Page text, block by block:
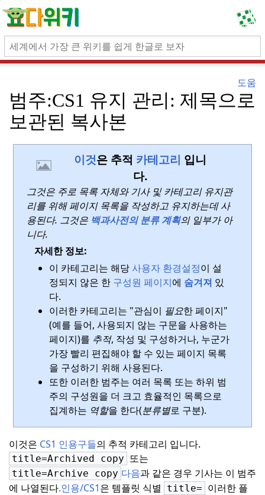
도움
범주:CS1 유지 관리: 제목으로
보관된 복사본
이것은 추적 카테고리 입니
다.
그것은 주로 목록 자체와 기사 및 카테고리 유지관
리를 위해 페이지 목록을 작성하고 유지하는데 사
용된다. 그것은 백과사전의 분류 계획의 일부가 아
니다.
자세한 정보:
이 카테고리는 해당사용자 환경설정이 설
정되지 않은 한 구성원 페이지에 숨겨져 있
다.
이러한 카테고리는 "관심이 필요한 페이지"
(예를 들어, 사용되지 않는 구문을 사용하는
페이지)를 추적, 작성 및 구성하거나, 누군가
가장 빨리 편집해야 할 수 있는 페이지 목록
을 구성하기 위해 사용된다.
또한 이러한 범주는 여러 목록 또는 하위 범
주의 구성원을 더 크고 효율적인 목록으로
집계하는 역할을 한다(분류별로 구분).
이것은 CS1 인용구들의 추적 카테고리 입니다.
title=Archived copy 또는
title=Archive copy 다음과 같은 경우 기사는 이 범주
에 나열된다.인용/CS1은 템플릿 식별 title= 이러한 플